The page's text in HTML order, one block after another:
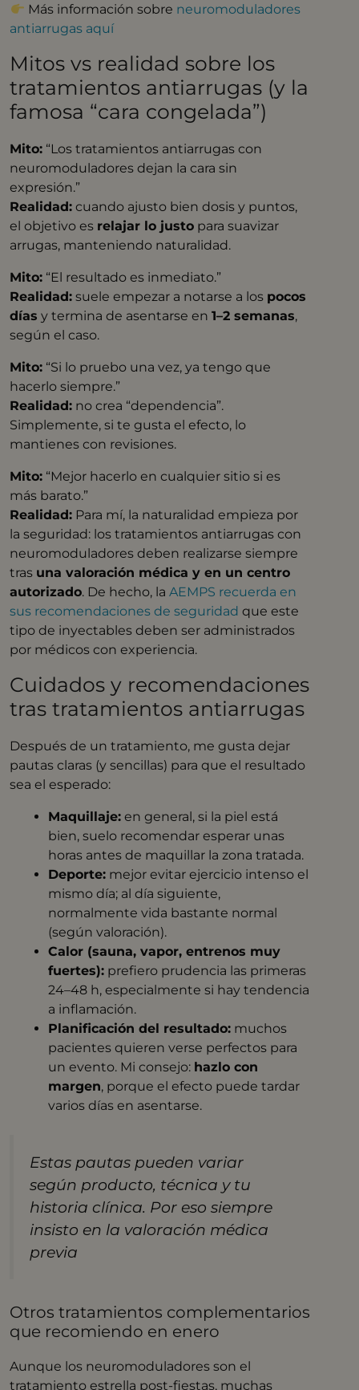
Más información sobre neuromoduladores
antiarrugas aquí
Mitos vs realidad sobre los
tratamientos antiarrugas (y la
famosa “cara congelada”)
Mito: “Los tratamientos antiarrugas con
neuromoduladores dejan la cara sin
expresión.”
Realidad: cuando ajusto bien dosis y puntos,
el objetivo es relajar lo justo para suavizar
arrugas, manteniendo naturalidad.
Mito: “El resultado es inmediato.”
Realidad: suele empezar a notarse a los pocos
días y termina de asentarse en1–2 semanas,
según el caso.
Mito: “Si lo pruebo una vez, ya tengo que
hacerlo siempre.”
Realidad: no crea “dependencia”.
Simplemente, si te gusta el efecto, lo
mantienes con revisiones.
Mito: “Mejor hacerlo en cualquier sitio si es
más barato.”
Realidad: Para mí, la naturalidad empieza por
la seguridad: los tratamientos antiarrugas con
neuromoduladores deben realizarse siempre
tras una valoración médica y en un centro
autorizado. De hecho, laAEMPS recuerda en
sus recomendaciones de seguridad que este
tipo de inyectables deben ser administrados
por médicos con experiencia.
Cuidados y recomendaciones
tras tratamientos antiarrugas
Después de un tratamiento, me gusta dejar
pautas claras (y sencillas) para que el resultado
sea el esperado:
Maquillaje: en general, si la piel está
bien, suelo recomendar esperar unas
horas antes de maquillar la zona tratada.
Deporte: mejor evitar ejercicio intenso el
mismo día; al día siguiente,
normalmente vida bastante normal
(según valoración).
Calor (sauna, vapor, entrenos muy
fuertes): prefiero prudencia las primeras
24–48 h, especialmente si hay tendencia
a inflamación.
Planificación del resultado: muchos
pacientes quieren verse perfectos para
un evento. Mi consejo: hazlo con
margen, porque el efecto puede tardar
varios días en asentarse.
Estas pautas pueden variar
según producto, técnica y tu
historia clínica. Por eso siempre
insisto en la valoración médica
previa
Otros tratamientos complementarios
que recomiendo en enero
Aunque los neuromoduladores son el
tratamiento estrella post-fiestas, muchas